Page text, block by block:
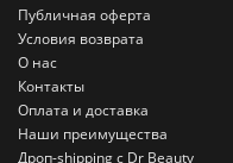
Публичная оферта
Условия возврата
О нас
Контакты
Оплата и доставка
Наши преимущества
Дроп-shipping с Dr Beauty